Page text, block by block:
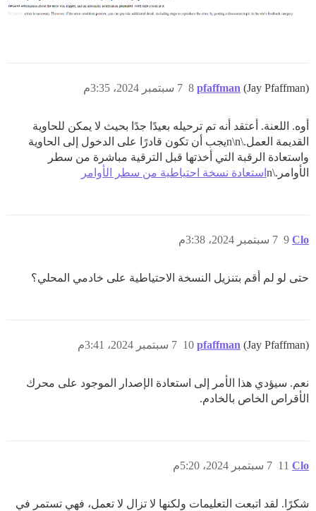
pfaffman (Jay Pfaffman) 7 سبتمبر 2024، 3:35م 8
أوه. اللعنة. أعتقد أنه تم ترحيله بعيدًا جدًا بحيث لا يمكن للحاوية
القديمة العمل.\n\nيجب أن تكون قادرًا على الدخول إلى الحاوية
واستعادة الرقبة التي أخذتها قبل الترقية مباشرة من سطر
الأوامر.\n
استعادة نسخة احتياطية من سطر الأوامر
Clo 7 سبتمبر 2024، 3:38م 9
حتى لو لم أقم بتنزيل النسخة الاحتياطية على خادمي المحلي؟
pfaffman (Jay Pfaffman) 7 سبتمبر 2024، 3:41م 10
نعم. سيؤدي هذا الأمر إلى استعادة الإصدار الموجود على محرك
الأقراص الخاص بالخادم.
Clo 7 سبتمبر 2024، 5:20م 11
شكرًا. لقد اتبعت التعليمات ولكنها لا تزال لا تعمل، فهي تستمر في